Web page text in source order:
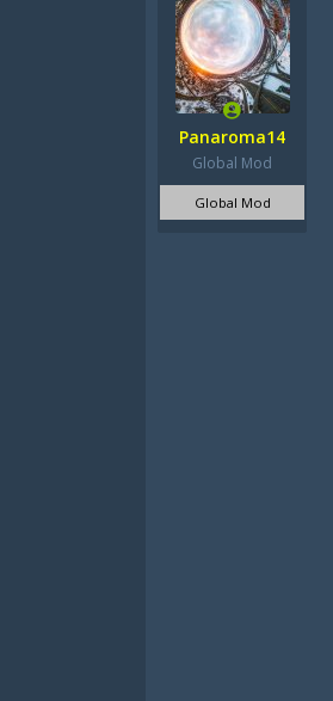
b
a
ş
l
a
a
i
Panaroma14
Global Mod
Global Mod